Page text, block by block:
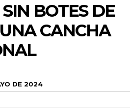
BOTES DE
CANCHA
DE 2024